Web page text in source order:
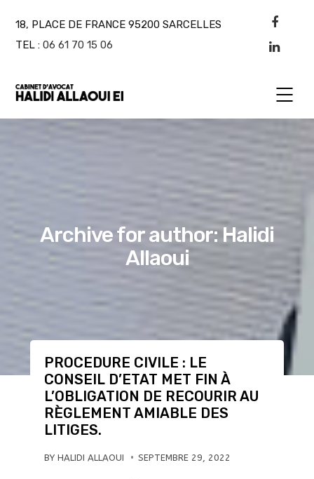
18, PLACE DE FRANCE 95200 SARCELLES
TEL :06 61 70 15 06
Archive for author: Halidi
Allaoui
PROCEDURE CIVILE : LE
CONSEIL D’ETAT MET FIN À
L’OBLIGATION DE RECOURIR AU
RÈGLEMENT AMIABLE DES
LITIGES.
BY HALIDI ALLAOUI SEPTEMBRE 29, 2022